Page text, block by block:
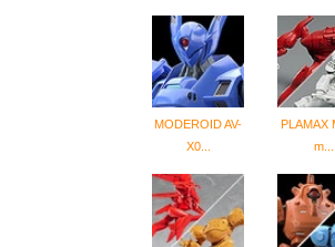
MODEROID AV-
X0...
PLAMAX
m...